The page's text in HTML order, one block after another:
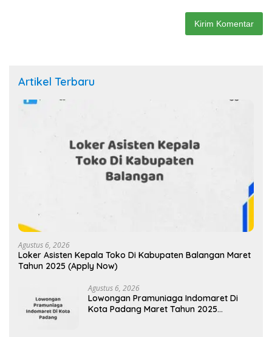
Artikel Terbaru
Agustus 6, 2026
Loker Asisten Kepala Toko Di Kabupaten Balangan Maret
Tahun 2025 (Apply Now)
Agustus 6, 2026
Lowongan Pramuniaga Indomaret Di
Kota Padang Maret Tahun 2025